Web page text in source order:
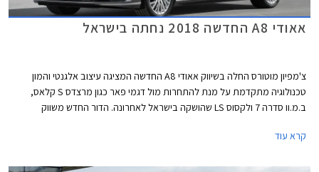
אאודי A8 החדשה 2018 נחתה בישראל
צ'מפיון מוטורס החלה בשיווק אאודי A8 החדשה המציגה עיצוב אלגנטי והמון
טכנולוגיה מתקדמת על מנת להתחרות מול דגמי פאר כגון מרצדס S קלאס,
ב.מ.וו סדרה 7 ולקסוס LS שהושקה בישראל לאחרונה. הדור החדש משווק
קרא עוד